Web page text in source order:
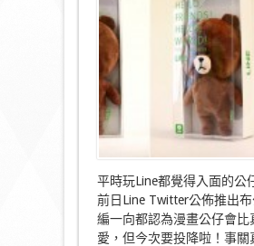
軟
體
Line
仔!!!〉
中
平時玩Line都覺得入面的公
前日Line Twitter公佈推出
編一向都認為漫畫公仔會比
愛，但今次要投降啦！事關